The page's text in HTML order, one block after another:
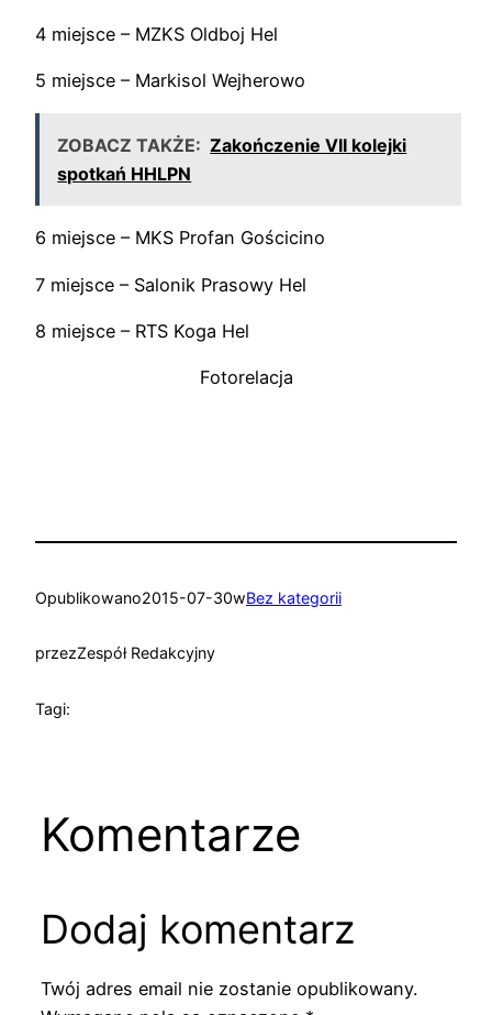
4 miejsce – MZKS Oldboj Hel
5 miejsce – Markisol Wejherowo
ZOBACZ TAKŻE: Zakończenie VII kolejki
spotkań HHLPN
6 miejsce – MKS Profan Gościcino
7 miejsce – Salonik Prasowy Hel
8 miejsce – RTS Koga Hel
Fotorelacja
Opublikowano2015-07-30wBez kategorii
przezZespół Redakcyjny
Tagi:
Komentarze
Dodaj komentarz
Twój adres email nie zostanie opublikowany.